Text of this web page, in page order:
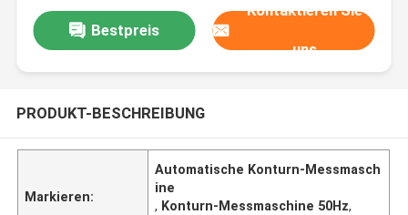
Bestpreis
Kontaktieren Sie
uns
PRODUKT-BESCHREIBUNG
Markieren:
Automatische Konturn-Messmasch
ine
, Konturn-Messmaschine 50Hz,